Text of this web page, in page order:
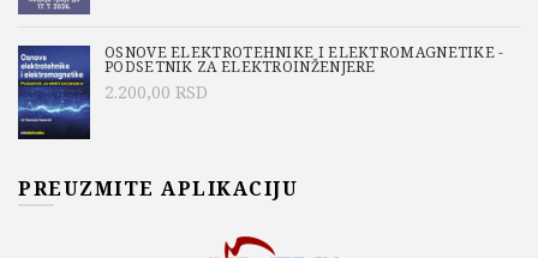
OSNOVE ELEKTROTEHNIKE I ELEKTROMAGNETIKE -
PODSETNIK ZA ELEKTROINŽENJERE
2.200,00 RSD
PREUZMITE APLIKACIJU